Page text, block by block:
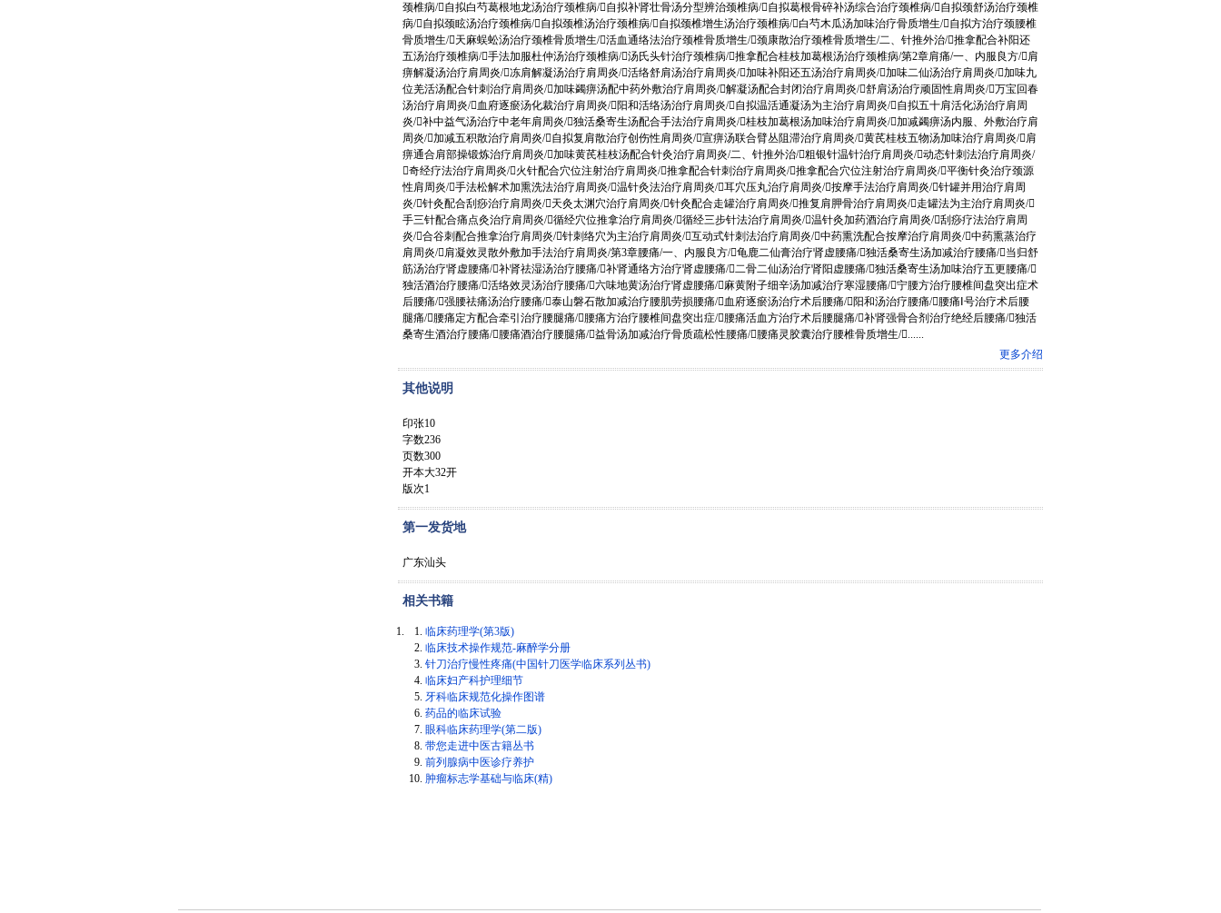
颈椎病/自拟白芍葛根地龙汤治疗颈椎病/自拟补肾壮骨汤分型辨治颈椎病/自拟葛根骨碎补汤综合治疗颈椎病/自拟颈舒汤治疗颈椎
病/自拟颈眩汤治疗颈椎病/自拟颈椎汤治疗颈椎病/自拟颈椎增生汤治疗颈椎病/白芍木瓜汤加味治疗骨质增生/自拟方治疗颈腰椎
骨质增生/天麻蜈蚣汤治疗颈椎骨质增生/活血通络法治疗颈椎骨质增生/颈康散治疗颈椎骨质增生/二、针推外治/推拿配合补阳还
五汤治疗颈椎病/手法加服杜仲汤治疗颈椎病/汤氏头针治疗颈椎病/推拿配合桂枝加葛根汤治疗颈椎病/第2章肩痛/一、内服良方/肩
痹解凝汤治疗肩周炎/冻肩解凝汤治疗肩周炎/活络舒肩汤治疗肩周炎/加味补阳还五汤治疗肩周炎/加味二仙汤治疗肩周炎/加味九
位羌活汤配合针刺治疗肩周炎/加味蠲痹汤配中药外敷治疗肩周炎/解凝汤配合封闭治疗肩周炎/舒肩汤治疗顽固性肩周炎/万宝回春
汤治疗肩周炎/血府逐瘀汤化裁治疗肩周炎/阳和活络汤治疗肩周炎/自拟温活通凝汤为主治疗肩周炎/自拟五十肩活化汤治疗肩周
炎/补中益气汤治疗中老年肩周炎/独活桑寄生汤配合手法治疗肩周炎/桂枝加葛根汤加味治疗肩周炎/加减蠲痹汤内服、外敷治疗肩
周炎/加减五积散治疗肩周炎/自拟复肩散治疗创伤性肩周炎/宣痹汤联合臂丛阻滞治疗肩周炎/黄芪桂枝五物汤加味治疗肩周炎/肩
痹通合肩部操锻炼治疗肩周炎/加味黄芪桂枝汤配合针灸治疗肩周炎/二、针推外治/粗银针温针治疗肩周炎/动态针刺法治疗肩周炎/
奇经疗法治疗肩周炎/火针配合穴位注射治疗肩周炎/推拿配合针刺治疗肩周炎/推拿配合穴位注射治疗肩周炎/平衡针灸治疗颈源
性肩周炎/手法松解术加熏洗法治疗肩周炎/温针灸法治疗肩周炎/耳穴压丸治疗肩周炎/按摩手法治疗肩周炎/针罐并用治疗肩周
炎/针灸配合刮痧治疗肩周炎/天灸太渊穴治疗肩周炎/针灸配合走罐治疗肩周炎/推复肩胛骨治疗肩周炎/走罐法为主治疗肩周炎/
手三针配合痛点灸治疗肩周炎/循经穴位推拿治疗肩周炎/循经三步针法治疗肩周炎/温针灸加药酒治疗肩周炎/刮痧疗法治疗肩周
炎/合谷刺配合推拿治疗肩周炎/针刺络穴为主治疗肩周炎/互动式针刺法治疗肩周炎/中药熏洗配合按摩治疗肩周炎/中药熏蒸治疗
肩周炎/肩凝效灵散外敷加手法治疗肩周炎/第3章腰痛/一、内服良方/龟鹿二仙膏治疗肾虚腰痛/独活桑寄生汤加减治疗腰痛/当归舒
筋汤治疗肾虚腰痛/补肾祛湿汤治疗腰痛/补肾通络方治疗肾虚腰痛/二骨二仙汤治疗肾阳虚腰痛/独活桑寄生汤加味治疗五更腰痛/
独活酒治疗腰痛/活络效灵汤治疗腰痛/六味地黄汤治疗肾虚腰痛/麻黄附子细辛汤加减治疗寒湿腰痛/宁腰方治疗腰椎间盘突出症术
后腰痛/强腰祛痛汤治疗腰痛/泰山磐石散加减治疗腰肌劳损腰痛/血府逐瘀汤治疗术后腰痛/阳和汤治疗腰痛/腰痛Ⅰ号治疗术后腰
腿痛/腰痛定方配合牵引治疗腰腿痛/腰痛方治疗腰椎间盘突出症/腰痛活血方治疗术后腰腿痛/补肾强骨合剂治疗绝经后腰痛/独活
桑寄生酒治疗腰痛/腰痛酒治疗腰腿痛/益骨汤加减治疗骨质疏松性腰痛/腰痛灵胶囊治疗腰椎骨质增生/......
更多介绍
其他说明
印张10
字数236
页数300
开本大32开
版次1
第一发货地
广东汕头
相关书籍
临床药理学(第3版)
临床技术操作规范-麻醉学分册
针刀治疗慢性疼痛(中国针刀医学临床系列丛书)
临床妇产科护理细节
牙科临床规范化操作图谱
药品的临床试验
眼科临床药理学(第二版)
带您走进中医古籍丛书
前列腺病中医诊疗养护
肿瘤标志学基础与临床(精)